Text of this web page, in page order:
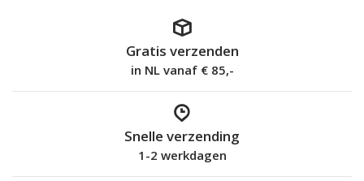
Gratis verzenden
in NL vanaf € 85,-
Snelle verzending
1-2 werkdagen